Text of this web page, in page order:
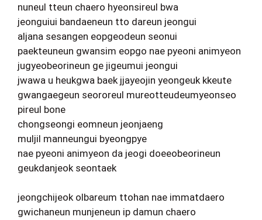
nuneul tteun chaero hyeonsireul bwa
jeonguiui bandaeneun tto dareun jeongui
aljana sesangen eopgeodeun seonui
paekteuneun gwansim eopgo nae pyeoni animyeon
jugyeobeorineun ge jigeumui jeongui
jwawa u heukgwa baek jjayeojin yeongeuk kkeute
gwangaegeun seororeul mureotteudeumyeonseo
pireul bone
chongseongi eomneun jeonjaeng
muljil manneungui byeongpye
nae pyeoni animyeon da jeogi doeeobeorineun
geukdanjeok seontaek
jeongchijeok olbareum ttohan nae immatdaero
gwichaneun munjeneun ip damun chaero